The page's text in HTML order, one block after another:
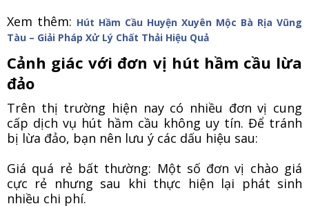
Xem thêm: Hút Hầm Cầu Huyện Xuyên Mộc Bà Rịa Vũng
Tàu – Giải Pháp Xử Lý Chất Thải Hiệu Quả
Cảnh giác với đơn vị hút hầm cầu lừa
đảo
Trên thị trường hiện nay có nhiều đơn vị cung
cấp dịch vụ hút hầm cầu không uy tín. Để tránh
bị lừa đảo, bạn nên lưu ý các dấu hiệu sau:
Giá quá rẻ bất thường: Một số đơn vị chào giá
cực rẻ nhưng sau khi thực hiện lại phát sinh
nhiều chi phí.